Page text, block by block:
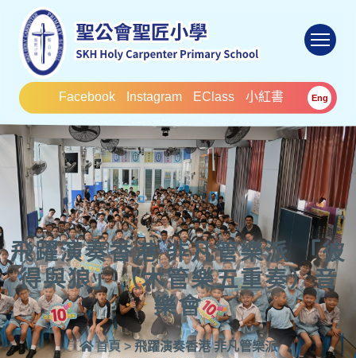
Facebook Instagram EClass 小紅書 Eng
飛躍演奏香港 非凡管樂派 「彼
得與狼」（木管樂五重奏）音
樂會
首頁 > 飛躍演奏香港 非凡管樂派